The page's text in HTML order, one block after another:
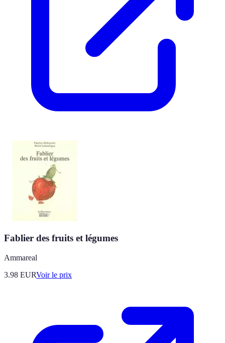
Fablier des fruits et légumes
Ammareal
3.98 EURVoir le prix